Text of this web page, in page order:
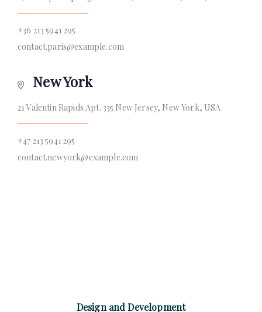
+36 213 5941 295
contact.paris@example.com
New York
21 Valentin Rapids Apt. 335 New Jersey, New York, USA
+47 213 5941 295
contact.newyork@example.com
Design and Development